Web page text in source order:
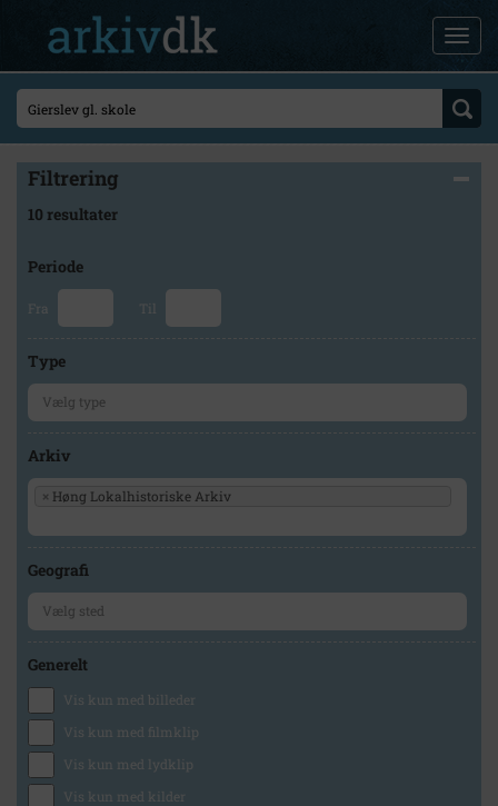
Filtrering
10 resultater
Periode
Fra Til
Type
Arkiv
× Høng Lokalhistoriske Arkiv
Geografi
Generelt
Vis kun med billeder
Vis kun med filmklip
Vis kun med lydklip
Vis kun med kilder